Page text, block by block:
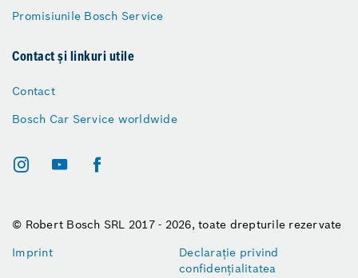
Promisiunile Bosch Service
Contact și linkuri utile
Contact
Bosch Car Service worldwide
© Robert Bosch SRL 2017 - 2026, toate drepturile rezervate
Imprint
Declarație privind
confidențialitatea